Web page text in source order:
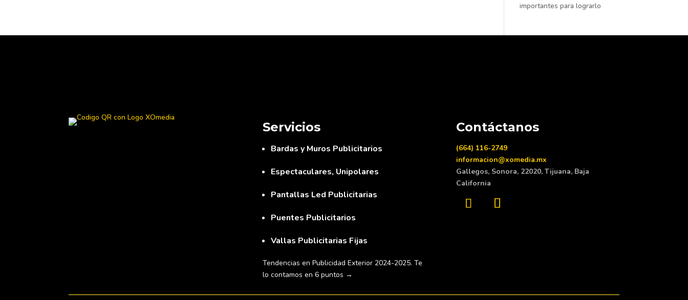
importantes para lograrlo
Servicios
Bardas y Muros Publicitarios
Espectaculares, Unipolares
Pantallas Led Publicitarias
Puentes Publicitarios
Vallas Publicitarias Fijas
Tendencias en Publicidad Exterior 2024-2025. Te
lo contamos en 6 puntos →
Contáctanos
(664) 116-2749
informacion@xomedia.mx
Gallegos, Sonora, 22020, Tijuana, Baja
California